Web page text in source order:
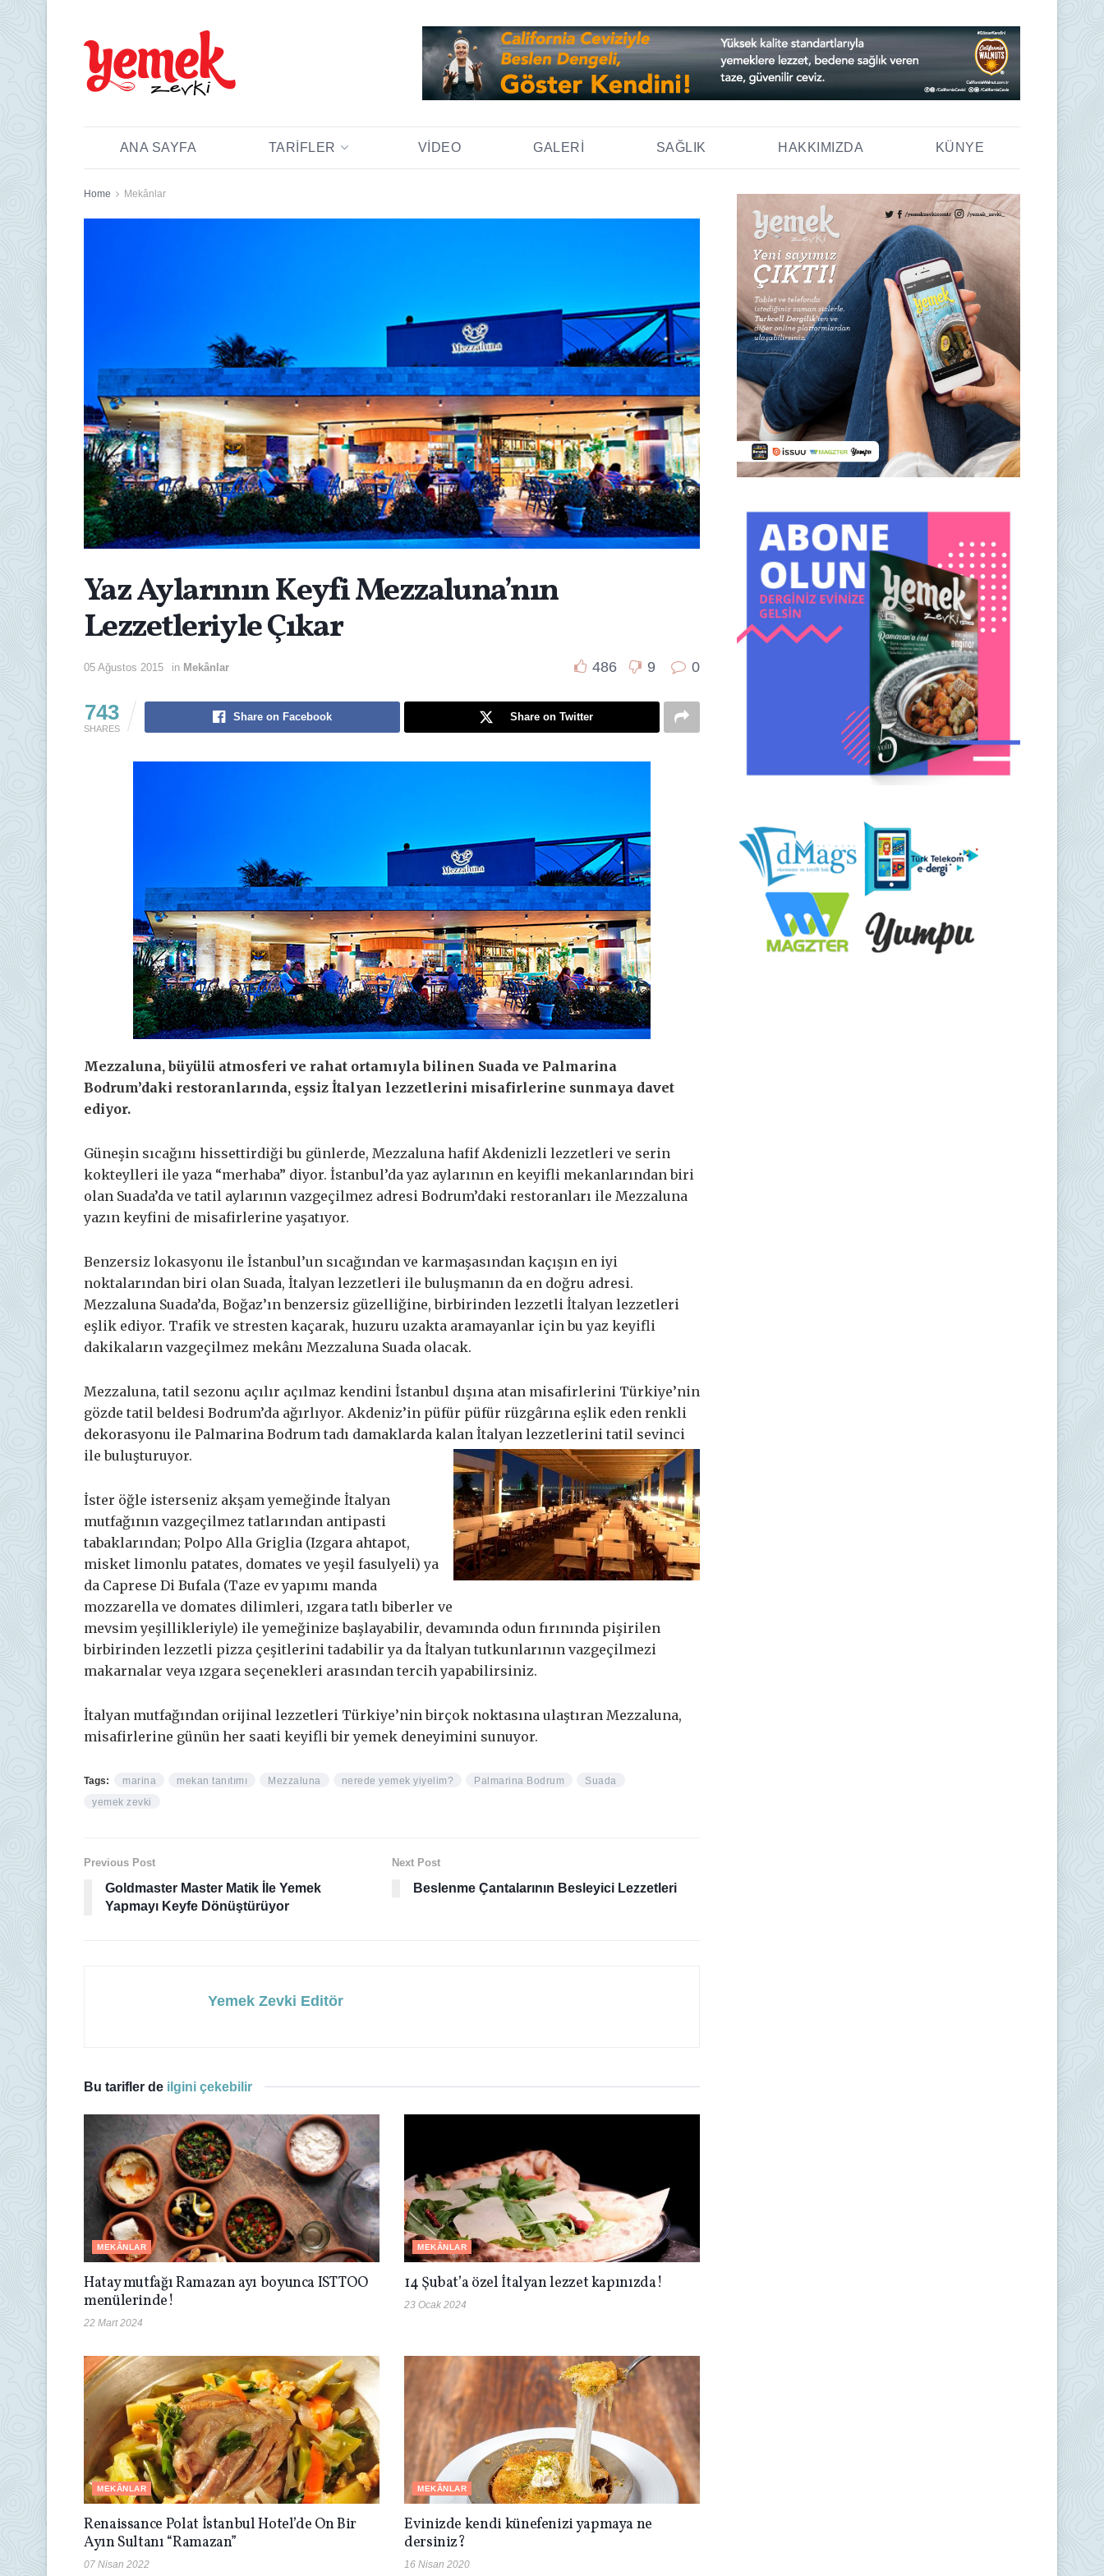
ANA SAYFA TARIFLER VIDEO GALERI SAĞLIK HAKKIMIZDA KÜNYE
Home Mekânlar
Yaz Aylarının Keyfi Mezzaluna’nın
Lezzetleriyle Çıkar
05 Ağustos 2015 in Mekânlar 486 9 0
743
SHARES
Share on Facebook Share on Twitter
Mezzaluna, büyülü atmosferi ve rahat ortamıyla bilinen Suada ve Palmarina
Bodrum’daki restoranlarında, eşsiz İtalyan lezzetlerini misafirlerine sunmaya davet
ediyor.
Güneşin sıcağını hissettirdiği bu günlerde, Mezzaluna hafif Akdenizli lezzetleri ve serin
kokteylleri ile yaza “merhaba” diyor. İstanbul’da yaz aylarının en keyifli mekanlarından biri
olan Suada’da ve tatil aylarının vazgeçilmez adresi Bodrum’daki restoranları ile Mezzaluna
yazın keyfini de misafirlerine yaşatıyor.
Benzersiz lokasyonu ile İstanbul’un sıcağından ve karmaşasından kaçışın en iyi
noktalarından biri olan Suada, İtalyan lezzetleri ile buluşmanın da en doğru adresi.
Mezzaluna Suada’da, Boğaz’ın benzersiz güzelliğine, birbirinden lezzetli İtalyan lezzetleri
eşlik ediyor. Trafik ve stresten kaçarak, huzuru uzakta aramayanlar için bu yaz keyifli
dakikaların vazgeçilmez mekânı Mezzaluna Suada olacak.
Mezzaluna, tatil sezonu açılır açılmaz kendini İstanbul dışına atan misafirlerini Türkiye’nin
gözde tatil beldesi Bodrum’da ağırlıyor. Akdeniz’in püfür püfür rüzgârına eşlik eden renkli
dekorasyonu ile Palmarina Bodrum tadı damaklarda kalan İtalyan lezzetlerini tatil sevinci
ile buluşturuyor.
İster öğle isterseniz akşam yemeğinde İtalyan
mutfağının vazgeçilmez tatlarından antipasti
tabaklarından; Polpo Alla Griglia (Izgara ahtapot,
misket limonlu patates, domates ve yeşil fasulyeli) ya
da Caprese Di Bufala (Taze ev yapımı manda
mozzarella ve domates dilimleri, ızgara tatlı biberler ve
mevsim yeşillikleriyle) ile yemeğinize başlayabilir, devamında odun fırınında pişirilen
birbirinden lezzetli pizza çeşitlerini tadabilir ya da İtalyan tutkunlarının vazgeçilmezi
makarnalar veya ızgara seçenekleri arasından tercih yapabilirsiniz.
İtalyan mutfağından orijinal lezzetleri Türkiye’nin birçok noktasına ulaştıran Mezzaluna,
misafirlerine günün her saati keyifli bir yemek deneyimini sunuyor.
Tags: marina mekan tanıtımı Mezzaluna nerede yemek yiyelim? Palmarina Bodrum
Suada
yemek zevki
Previous Post
Goldmaster Master Matik İle Yemek
Yapmayı Keyfe Dönüştürüyor
Next Post
Beslenme Çantalarının Besleyici Lezzetleri
Yemek Zevki Editör
Bu tarifler de ilgini çekebilir
MEKÂNLAR
Hatay mutfağı Ramazan ayı boyunca IST TOO
menülerinde!
22 Mart 2024
MEKÂNLAR
14 Şubat’a özel İtalyan lezzet kapınızda!
23 Ocak 2024
MEKÂNLAR
Renaissance Polat İstanbul Hotel’de On Bir
Ayın Sultanı “Ramazan”
07 Nisan 2022
MEKÂNLAR
Evinizde kendi künefenizi yapmaya ne
dersiniz?
16 Nisan 2020